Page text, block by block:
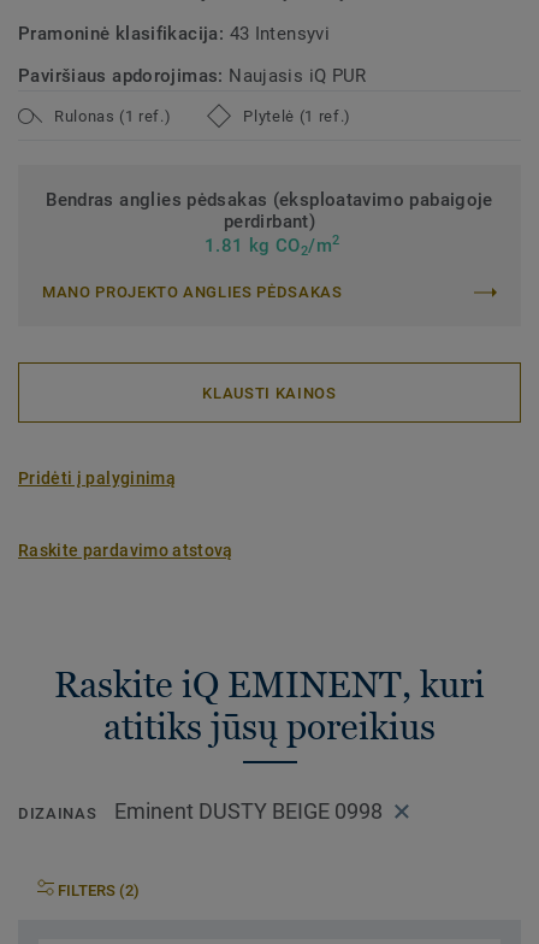
Pramoninė klasifikacija: 43 Intensyvi
Paviršiaus apdorojimas: Naujasis iQ PUR
Rulonas (1 ref.) Plytelė (1 ref.)
Bendras anglies pėdsakas (eksploatavimo pabaigoje
perdirbant)
1.81 kg CO2/m2
MANO PROJEKTO ANGLIES PĖDSAKAS
KLAUSTI KAINOS
Pridėti į palyginimą
Raskite pardavimo atstovą
Raskite iQ EMINENT, kuri
atitiks jūsų poreikius
DIZAINAS Eminent DUSTY BEIGE 0998
FILTERS (2)